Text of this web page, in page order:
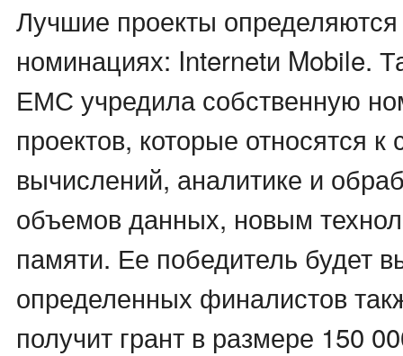
Лучшие проекты
номинациях: Internetи Mobile.
ЕМС учредила собственную
проектов, которые относятся
вычислений, аналитике и
объемов данных, новым
памяти. Ее победитель будет
определенных финалистов
получит грант в размере 150